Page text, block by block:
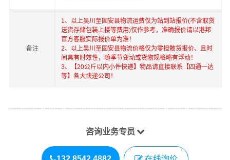
备注
1、以上吴川 至 固安县物流运费仅为站到站报价(不含取货
送货存储包装上楼等费用)仅作参考，准确报价请以港邦
官方客服实际报价单为准！
2、以上吴川 至 固安县物流价格仅为零担散货报价、且时
间具有时效性，随季节变动或货物规格略有浮动！
3、【20公斤以内小件快递】物品请直接联系【四通一达
等】各大快递公司！
咨询业务专员